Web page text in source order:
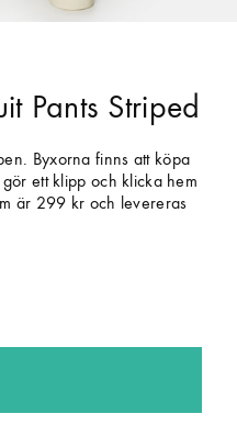
Pants Striped
Byxorna finns att köpa
ett klipp och klicka hem
är 299 kr och levereras